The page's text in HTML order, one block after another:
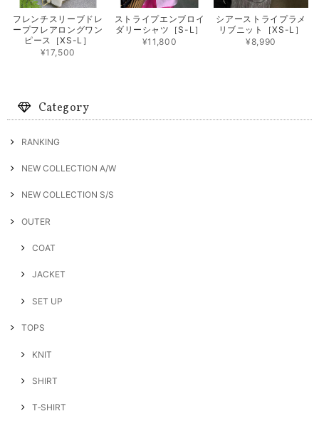
フレンチスリーブドレ
ープフレアロングワン
ピース［XS-L］
¥17,500
ストライプエンブロイ
ダリーシャツ［S-L］
¥11,800
シアーストライプラメ
リブニット［XS-L］
¥8,990
Category
RANKING
NEW COLLECTION A/W
NEW COLLECTION S/S
OUTER
COAT
JACKET
SET UP
TOPS
KNIT
SHIRT
T‐SHIRT